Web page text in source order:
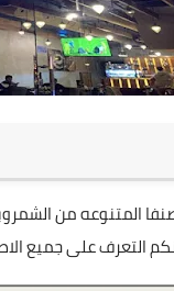
المتنوعه من
التعرف على جميع